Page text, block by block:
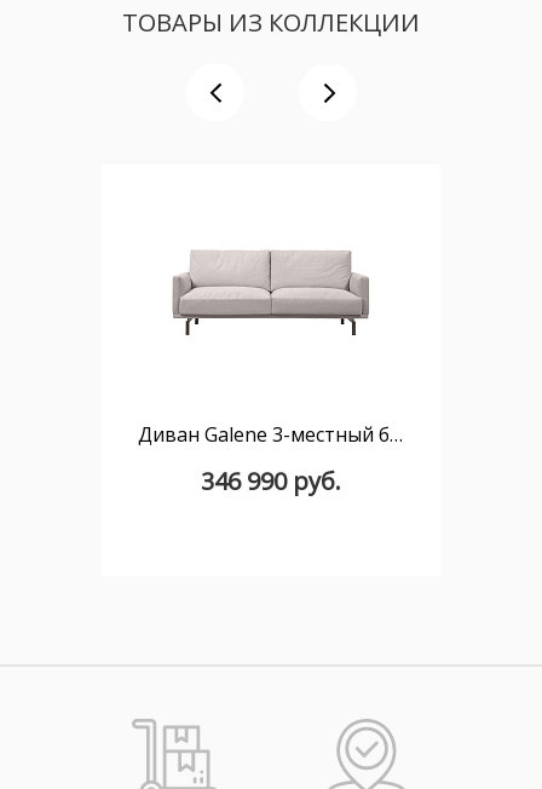
ТОВАРЫ ИЗ КОЛЛЕКЦИИ
Диван Galene 3-местный бежевый 174 см
346 990 руб.